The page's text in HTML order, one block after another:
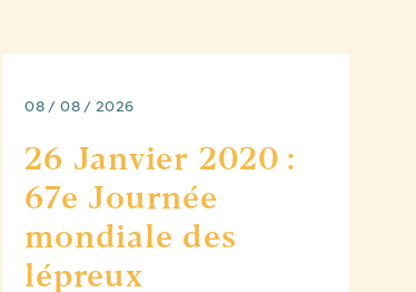
08 / 08 / 2026
26 Janvier 2020 :
67e Journée
mondiale des
lépreux